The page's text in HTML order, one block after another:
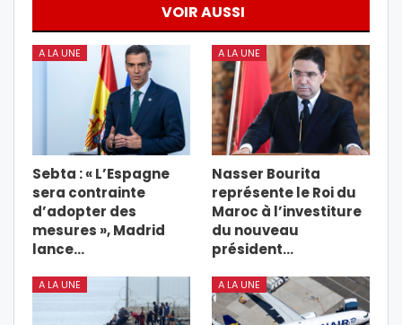
VOIR AUSSI
A LA UNE
Sebta : « L’Espagne
sera contrainte
d’adopter des
mesures », Madrid
lance…
A LA UNE
Nasser Bourita
représente le Roi du
Maroc à l’investiture
du nouveau
président…
A LA UNE A LA UNE